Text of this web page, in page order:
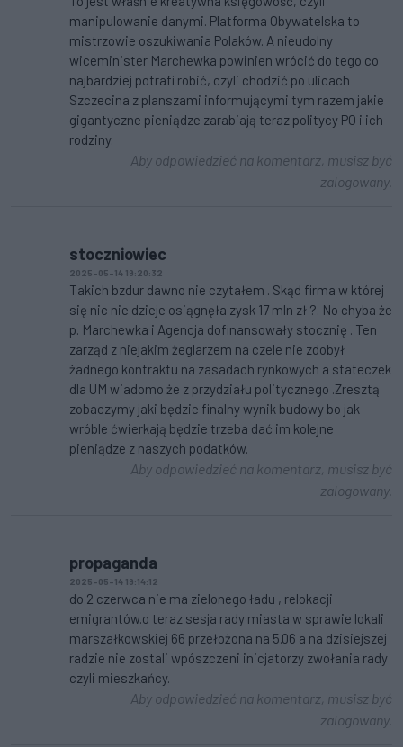
manipulowanie danymi. Platforma Obywatelska to
mistrzowie oszukiwania Polaków. A nieudolny
wiceminister Marchewka powinien wrócić do tego co
najbardziej potrafi robić, czyli chodzić po ulicach
Szczecina z planszami informującymi tym razem jakie
gigantyczne pieniądze zarabiają teraz politycy PO i ich
rodziny.
Aby odpowiedzieć na komentarz, musisz być
zalogowany.
stoczniowiec
2025-05-14 19:20:32
Takich bzdur dawno nie czytałem . Skąd firma w której
się nic nie dzieje osiągnęła zysk 17 mln zł ?. No chyba że
p. Marchewka i Agencja dofinansowały stocznię . Ten
zarząd z niejakim żeglarzem na czele nie zdobył
żadnego kontraktu na zasadach rynkowych a stateczek
dla UM wiadomo że z przydziału politycznego .Zresztą
zobaczymy jaki będzie finalny wynik budowy bo jak
wróble ćwierkają będzie trzeba dać im kolejne
pieniądze z naszych podatków.
Aby odpowiedzieć na komentarz, musisz być
zalogowany.
propaganda
2025-05-14 19:14:12
do 2 czerwca nie ma zielonego ładu , relokacji
emigrantów.o teraz sesja rady miasta w sprawie lokali
marszałkowskiej 66 przełożona na 5.06 a na dzisiejszej
radzie nie zostali wpószczeni inicjatorzy zwołania rady
czyli mieszkańcy.
Aby odpowiedzieć na komentarz, musisz być
zalogowany.